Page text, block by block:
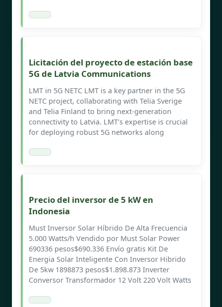
Licitación del proyecto de estación base
5G de Latvia Communications
LMT in 5G NETC LMT is a key partner in the 5G
NETC project, collaborating with Telia Sverige
and Telia Finland to bring next-generation
connectivity to Latvia. LMT’s expertise is crucial
for deploying robust 5G networks along
Precio del inversor de 5 kW en
Indonesia
Must Inversor Solar Híbrido De Alta Frecuencia
5.000 Watts/h Vendido por Must Solar Power
690336 pesos$690.336 Envío gratis Kit De
Energia Solar Inteligente Con Inversor Hibrido
De 5kw 1898873 pesos$1.898.873 Inverter
Conversor Transformador 12 Volt 220 Volt Watts